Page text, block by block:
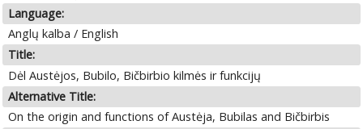
Language:
Anglų kalba / English
Title:
Dėl Austėjos, Bubilo, Bičbirbio kilmės ir funkcijų
Alternative Title:
On the origin and functions of Austėja, Bubilas and Bičbirbis